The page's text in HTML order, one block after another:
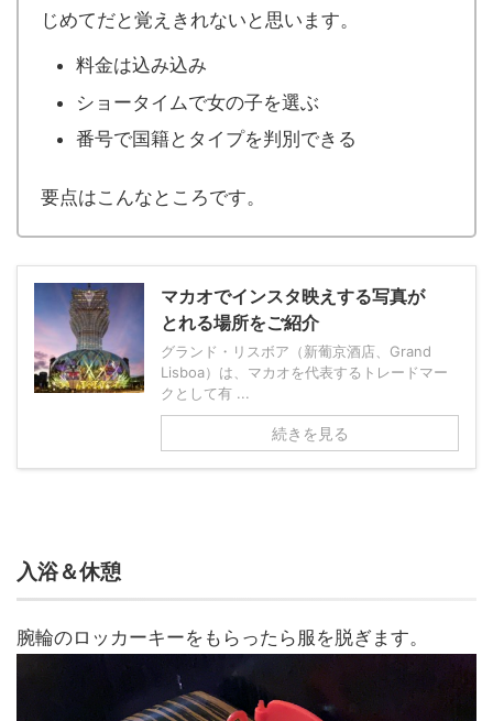
じめてだと覚えきれないと思います。
料金は込み込み
ショータイムで女の子を選ぶ
番号で国籍とタイプを判別できる
要点はこんなところです。
マカオでインスタ映えする写真が
とれる場所をご紹介
グランド・リスボア（新葡京酒店、Grand
Lisboa）は、マカオを代表するトレードマー
クとして有 ...
続きを見る
入浴＆休憩
腕輪のロッカーキーをもらったら服を脱ぎます。